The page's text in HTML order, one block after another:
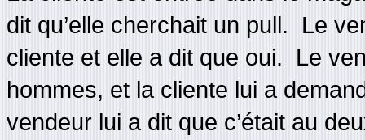
dit qu’elle cherchait un pull. Le
cliente et elle a dit que oui. Le
hommes, et la cliente lui a
vendeur lui a dit que c’était au